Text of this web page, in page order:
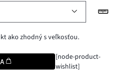
ako zhodný s veľkosťou.
[node-product-
wishlist]